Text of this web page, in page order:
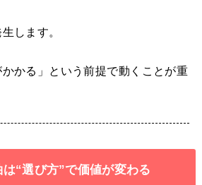
します。
かかる」という前提で動くことが重
“選び方”で価値が変わる